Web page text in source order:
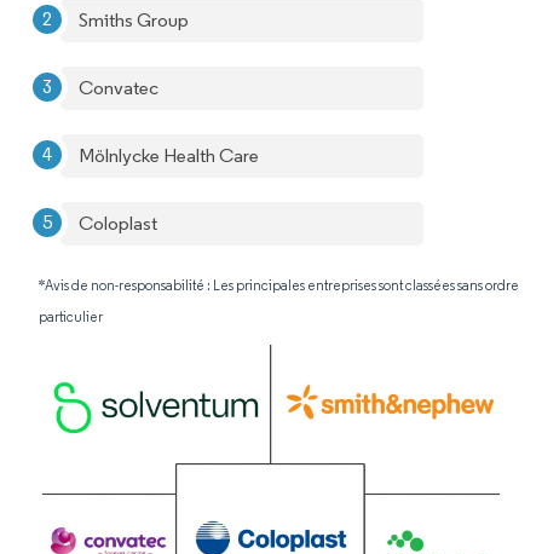
Smiths Group
Convatec
Mölnlycke Health Care
Coloplast
*Avis de non-responsabilité : Les principales entreprises sont classées sans ordre
particulier